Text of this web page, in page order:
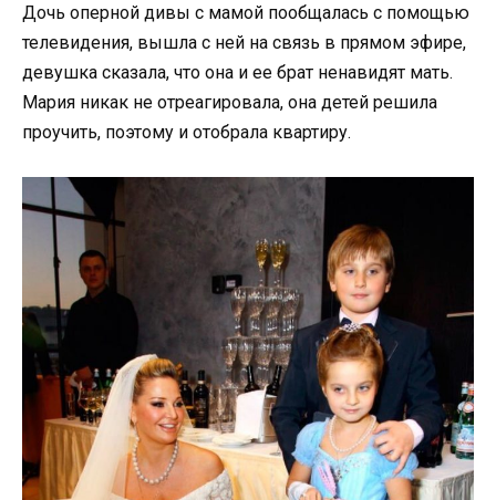
Дочь оперной дивы с мамой пообщалась с помощью
телевидения, вышла с ней на связь в прямом эфире,
девушка сказала, что она и ее брат ненавидят мать.
Мария никак не отреагировала, она детей решила
проучить, поэтому и отобрала квартиру.